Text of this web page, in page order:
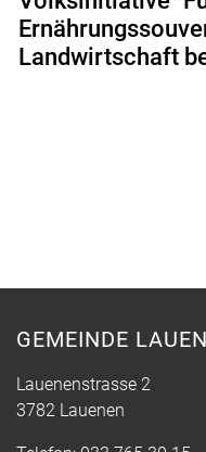
Landwirtschaft
GEMEINDE
Lauenenstrasse 2
3782 Lauenen